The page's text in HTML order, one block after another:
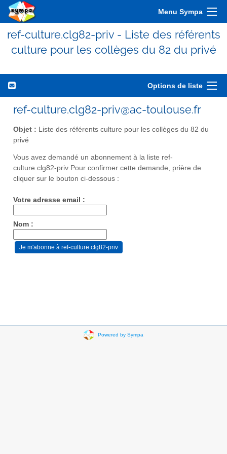
Menu Sympa
ref-culture.clg82-priv - Liste des référents
culture pour les collèges du 82 du privé
Options de liste
ref-culture.clg82-priv@ac-toulouse.fr
Objet : Liste des référents culture pour les collèges du 82 du
privé
Vous avez demandé un abonnement à la liste ref-
culture.clg82-priv Pour confirmer cette demande, prière de
cliquer sur le bouton ci-dessous :
Votre adresse email :
Nom :
Powered by Sympa